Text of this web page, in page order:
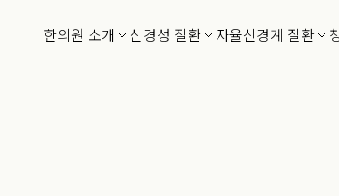
한의원 소개 신경성 질환 자율신경계 질환